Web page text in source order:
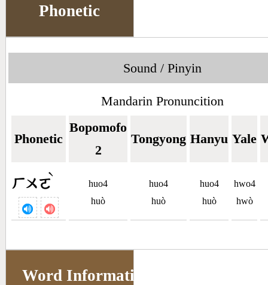
Phonetic
Sound / Pinyin
Mandarin Pronuncition
Phonetic
Bopomofo
2
Tongyong Hanyu Yale
ㄏㄨㄛ
ˋ
huo4
huò
huo4
huò
huo4
huò
hwo4
hwò
Word Information